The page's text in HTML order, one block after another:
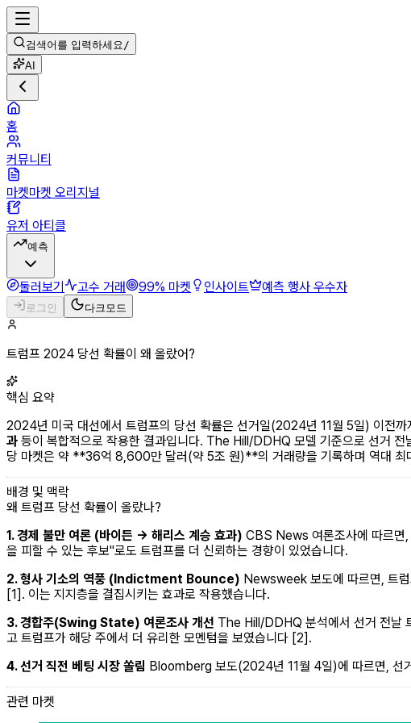
검색어를 입력하세요/
AI
홈
커뮤니티
마켓마켓 오리지널
유저 아티클
예측
둘러보기 고수 거래 99% 마켓 인사이트 예측 행사 우수자
로그인 다크모드
트럼프 2024 당선 확률이 왜 올랐어?
핵심 요약
2024년 미국 대선에서 트럼프의 당선 확률은 선거일(2024년 11월 5일) 이전
과 등이 복합적으로 작용한 결과입니다. The Hill/DDHQ 모델 기준으로 선거
당 마켓은 약 **36억 8,600만 달러(약 5조 원)**의 거래량을 기록하며 역대 최
배경 및 맥락
왜 트럼프 당선 확률이 올랐나?
1. 경제 불만 여론 (바이든 → 해리스 계승 효과) CBS News 여론조사에 따르면,
을 피할 수 있는 후보"로도 트럼프를 더 신뢰하는 경향이 있었습니다.
2. 형사 기소의 역풍 (Indictment Bounce) Newsweek 보도에 따르면, 트럼
[1]. 이는 지지층을 결집시키는 효과로 작용했습니다.
3. 경합주(Swing State) 여론조사 개선 The Hill/DDHQ 분석에서 선거 전날
고 트럼프가 해당 주에서 더 유리한 모멘텀을 보였습니다 [2].
4. 선거 직전 베팅 시장 쏠림 Bloomberg 보도(2024년 11월 4일)에 따르면, 선
관련 마켓